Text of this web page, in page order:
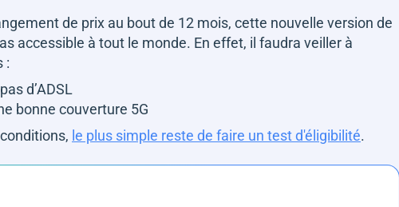
de prix au bout de 12 mois, cette nouvelle version de
accessible à tout le monde. En effet, il faudra veiller à
:
d’ADSL
bonne couverture 5G
le plus simple reste de faire un test d'éligibilité.